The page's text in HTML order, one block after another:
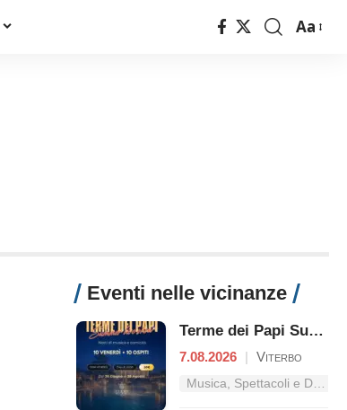
Font
Aa
Eventi nelle vicinanze
Terme dei Papi Summer Live Show
7.08.2026 | Viterbo
Musica, Spettacoli e Danza nel Lazio